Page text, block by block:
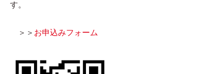
す。
＞＞ お申込みフォーム